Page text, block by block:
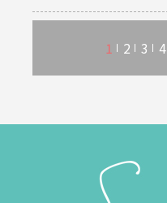
1 2 3 4